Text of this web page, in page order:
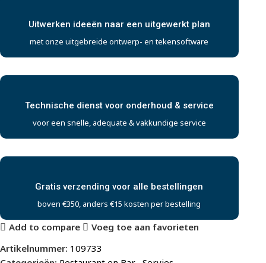
Uitwerken ideeën naar een uitgewerkt plan
met onze uitgebreide ontwerp- en tekensoftware
Technische dienst voor onderhoud & service
voor een snelle, adequate & vakkundige service
Gratis verzending voor alle bestellingen
boven €350, anders €15 kosten per bestelling
Add to compare
Voeg toe aan favorieten
Artikelnummer: 109733